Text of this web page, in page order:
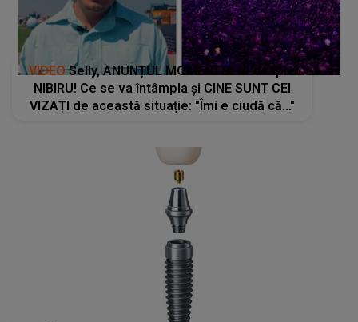
VIDEOSelly, ANUNȚUL MOMENTULUI despre
NIBIRU! Ce se va întâmpla și CINE SUNT CEI
VIZAȚI de această situație: "Îmi e ciudă că..."